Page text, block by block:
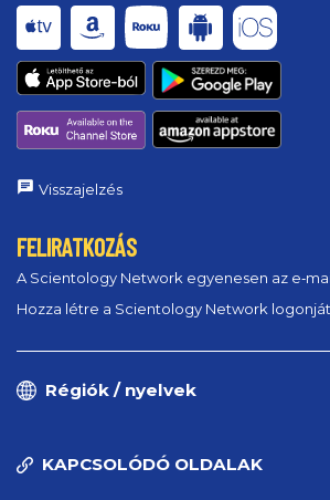
Visszajelzés
FELIRATKOZÁS
A Scientology Network egyenesen az
Hozza létre a Scientology Network logonját
Régiók / nyelvek
KAPCSOLÓDÓ OLDALAK